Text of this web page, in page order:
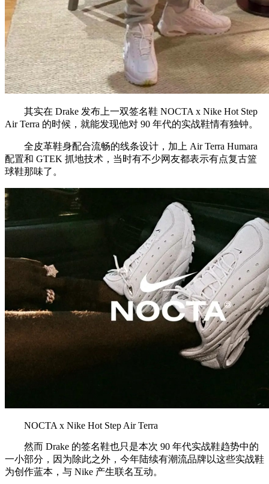
其实在 Drake 发布上一双签名鞋 NOCTA x Nike Hot Step
Air Terra 的时候，就能发现他对 90 年代的实战鞋情有独钟。
全皮革鞋身配合流畅的线条设计，加上 Air Terra Humara
配置和 GTEK 抓地技术，当时有不少网友都表示有点复古篮
球鞋那味了。
NOCTA x Nike Hot Step Air Terra
然而 Drake 的签名鞋也只是本次 90 年代实战鞋趋势中的
一小部分，因为除此之外，今年陆续有潮流品牌以这些实战鞋
为创作蓝本，与 Nike 产生联名互动。